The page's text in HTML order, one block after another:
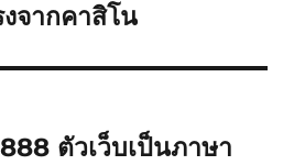
จากคาสิโน
ตัวเว็บเป็นภาษา